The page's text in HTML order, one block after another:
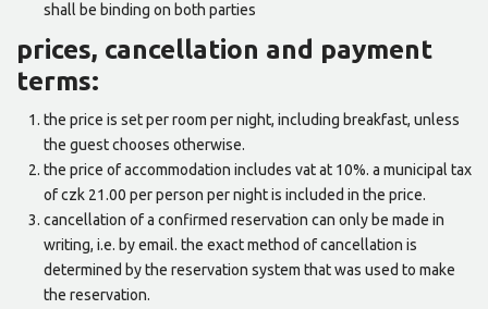
shall be binding on both parties
prices, cancellation and payment
terms:
the price is set per room per night, including breakfast, unless
the guest chooses otherwise.
the price of accommodation includes vat at 10%. a municipal tax
of czk 21.00 per person per night is included in the price.
cancellation of a confirmed reservation can only be made in
writing, i.e. by email. the exact method of cancellation is
determined by the reservation system that was used to make
the reservation.